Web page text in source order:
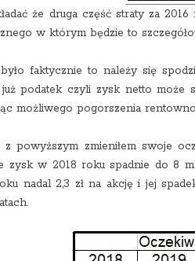
że druga część straty za
w którym będzie to
faktycznie to należy się
już podatek czyli zysk netto
możliwego pogorszenia
powyższym zmieniłem swoje
zysk w 2018 roku spadnie do 8
nadal 2,3 zł na akcję i jej